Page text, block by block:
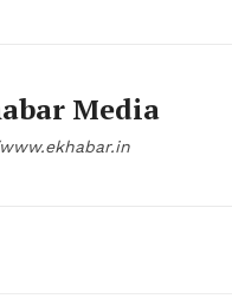
Media